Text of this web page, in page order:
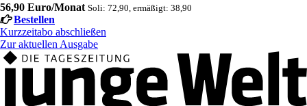
56,90 Euro/Monat Soli: 72,90, ermäßigt: 38,90
Bestellen
Kurzzeitabo abschließen
Zur aktuellen Ausgabe